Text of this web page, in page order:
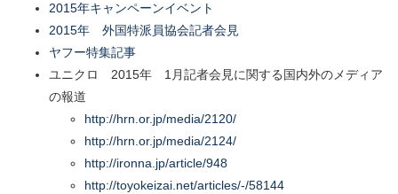
2015年キャンペーンイベント
2015年 外国特派員協会記者会見
ヤフー特集記事
ユニクロ 2015年 1月記者会見に関する国内外のメディア
の報道
http://hrn.or.jp/media/2120/
http://hrn.or.jp/media/2124/
http://ironna.jp/article/948
http://toyokeizai.net/articles/-/58144